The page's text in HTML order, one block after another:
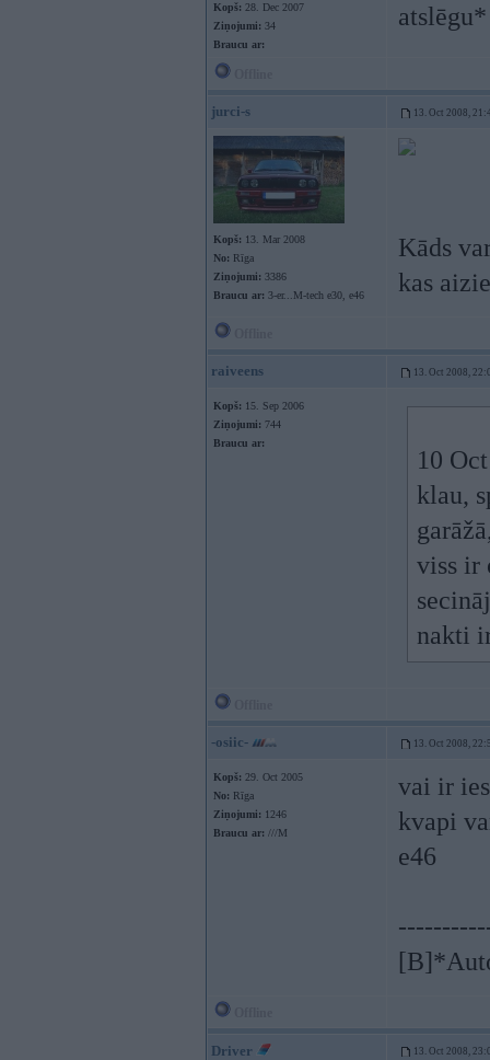
Kopš: 28. Dec 2007
Ziņojumi: 34
Braucu ar:
atslēgu*
jurci-s 13. Oct 2008,
Kopš: 13. Mar 2008
No: Rīga
Ziņojumi: 3386
Braucu ar: 3-er...M-tech e30, e46
Kāds
kas
raiveens 13. Oct 2008,
Kopš: 15. Sep 2006
Ziņojumi: 744
Braucu ar:
10
klau,
viss ir
nakti
-osiic- 13. Oct 2008,
Kopš: 29. Oct 2005
No: Rīga
Ziņojumi: 1246
Braucu ar: ///M
vai ir
kvapi
e46
Driver 13. Oct 2008,